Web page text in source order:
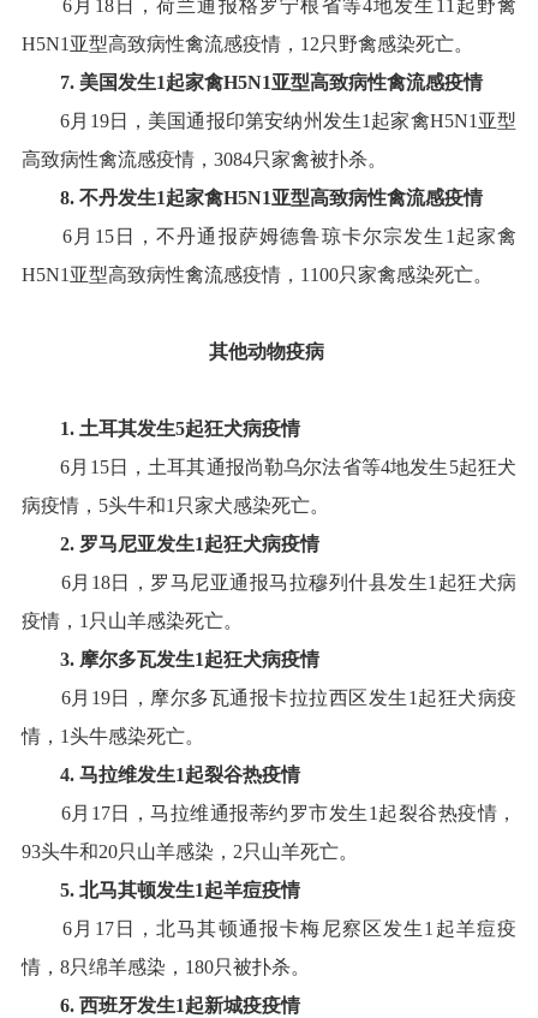
6 月 18日，荷兰通报格罗宁根省等4地发生 11 起野禽
H5N1 亚型高致病性禽流感疫情， 12 只野禽感染死亡。
7. 美国发生1起家禽H5N1亚型高致病性禽流感疫情
6月 19日，美国通报印第安纳州发生1 起家禽H5N1 亚型
高致病性禽流感疫情， 3084只家禽被扑杀。
8. 不丹发生1起家禽H5N1亚型高致病性禽流感疫情
6 月 15日，不丹通报萨姆德鲁琼卡尔宗发生 1 起家禽
H5N1 亚型高致病性禽流感疫情， 1100只家禽感染死亡。
其他动物疫病
1. 土耳其发生5起狂犬病疫情
6月 15日，土耳其通报尚勒乌尔法省等4地发生5起狂犬
病疫情， 5头牛和1 只家犬感染死亡。
2. 罗马尼亚发生1起狂犬病疫情
6月 18日，罗马尼亚通报马拉穆列什县发生1 起狂犬病
疫情， 1 只山羊感染死亡。
3. 摩尔多瓦发生1起狂犬病疫情
6月 19日，摩尔多瓦通报卡拉拉西区发生1 起狂犬病疫
情， 1头牛感染死亡。
4. 马拉维发生1起裂谷热疫情
6月 17日，马拉维通报蒂约罗市发生1 起裂谷热疫情，
93头牛和20只山羊感染， 2 只山羊死亡。
5. 北马其顿发生1起羊痘疫情
6 月 17日，北马其顿通报卡梅尼察区发生1 起羊痘疫
情， 8只绵羊感染， 180只被扑杀。
6. 西班牙发生1起新城疫疫情